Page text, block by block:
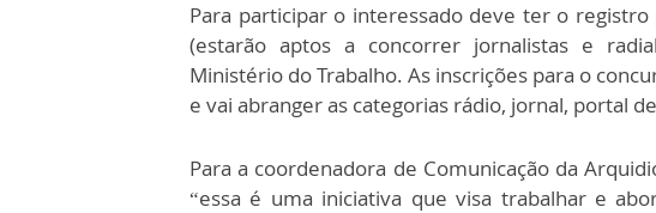
Para participar o interessado deve ter o
(estarão aptos a concorrer jornalistas e
Ministério do Trabalho. As inscrições para o
e vai abranger as categorias rádio, jornal, portal
Para a coordenadora de Comunicação da
“essa é uma iniciativa que visa trabalhar e